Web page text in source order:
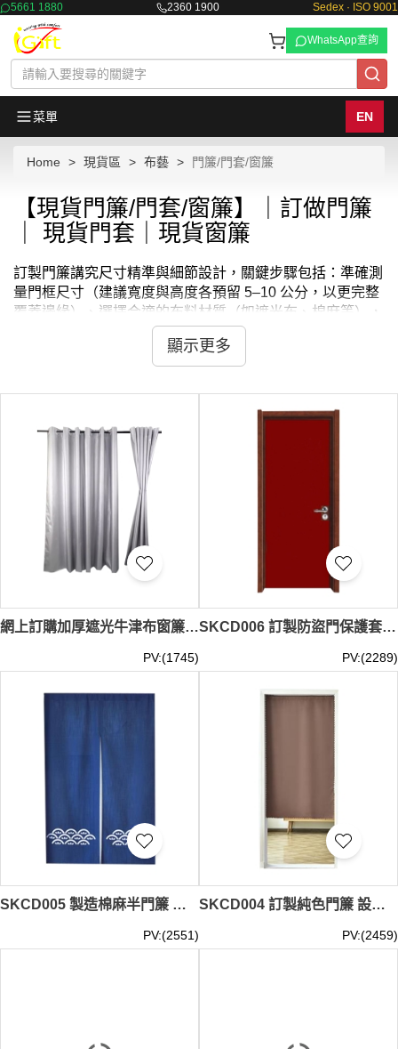
5661 1880 2360 1900 Sedex · ISO 9001
WhatsApp查詢
菜單 EN
Home 現貨區 布藝 門簾/門套/窗簾
【現貨門簾/門套/窗簾】｜訂做門簾
｜ 現貨門套｜現貨窗簾
訂製門簾講究尺寸精準與細節設計，關鍵步驟包括：準確測
量門框尺寸（建議寬度與高度各預留 5–10 公分，以更完整
覆蓋邊緣）、選擇合適的布料材質（如遮光布、棉麻等），
再搭配理想的款式設計（日式中分或一片式），並上傳專屬
客製化圖檔，打造獨一無二的門簾效果。
從尺寸建議、布料選擇到圖案印製，提供一站式專業支援。
無論是商舖形象門簾、品牌展示布簾，還是活動佈置，我們
都以細緻工藝與用心服務，為您呈現兼具實用性與品牌風格
iGift 門簾訂製指南：輕鬆打造您的理想門面
想為您的店鋪或空間增添獨特風格？訂製門簾是您的最佳選
擇。跟隨以下步驟，讓我們為您實現心中所想：
確立規格：
首先，請決定門簾的精確 安裝方式，並
根據需求選擇最合適的
（例如：需要高度隱私的遮光
一片式或充滿日式風情的中分式）。
的高解析度圖檔。不確定圖檔規格？我們的設計團隊隨時樂
聯繫下單：
完成以上準備後，請即聯繫我們的客服專員。
我們將與您核對所有細節，確認訂單後便會立即投入製作，
確保您盡快收到完美成品。
為您的家居或辦公室增添一抹美觀與實用性，選擇iGift的現
貨門簾、門套和窗簾。我們的現貨門簾、門套和窗簾系列擁
有多種款式與顏色，可以完美融入任何室內設計風格，無論
是現代簡約還是古典奢華。iGift的現貨門簾、門套和窗簾不
僅提升空間的美觀，還能提供隱私保護和光線調節功能。
住或工作環境帶來轉變的精品。每件產品都由專業團隊設
計，注重材質的選擇和細節的處理，確保長久使用仍能保持
質感和功能。選擇iGift的現貨門簾、門套和窗簾，輕鬆營造
出既舒適又具風格的生活或工作空間。現貨門簾、門套和窗
顯示更多
網上訂購加厚遮光牛津布窗簾 隔熱防曬窗簾 攝影房遮光窗簾 闊1M*高1.4M 闊1.4M*高1.8M 闊2M*高2.6M 闊3.5M*高2.8M 闊4M*高2.8M SKCD007
PV:(1745)
SKCD006 訂製防盜門保護套 設計透氣保護門套 綁帶設計 保護門套供應商
PV:(2289)
SKCD005 製造棉麻半門簾 設計波浪紋廚房 臥室門簾 門簾供應商
PV:(2551)
SKCD004 訂製純色門簾 設計客廳 臥室 廚房 門簾 門簾生產商
PV:(2459)